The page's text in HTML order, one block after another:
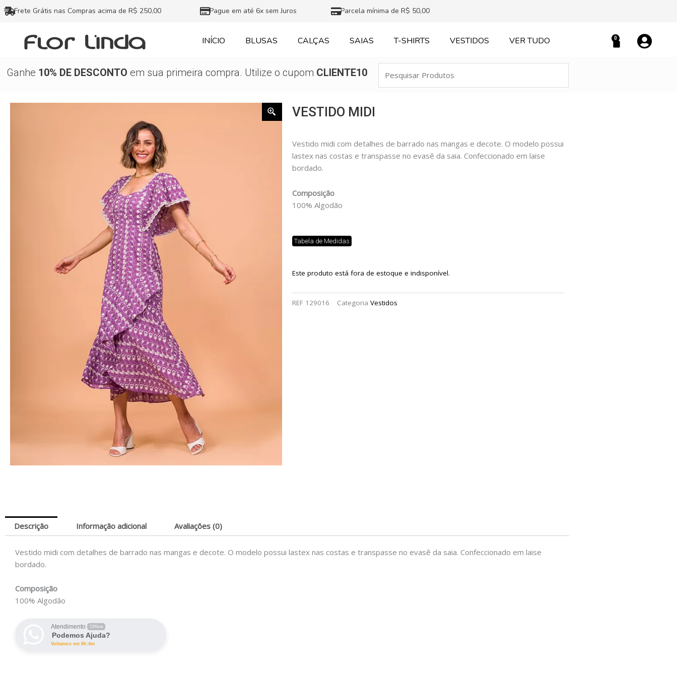
Ir
para
conteúdo
Frete Grátis nas Compras acima de R$ 250,00 Pague em até 6x sem Juros Parcela mínima de R$ 50,00
INÍCIO BLUSAS CALÇAS SAIAS T-SHIRTS VESTIDOS VER TUDO 0
Carrinho
Ganhe 10% DE DESCONTO em sua primeira compra. Utilize o cupom CLIENTE10
Produtos
VESTIDO MIDI
Vestido midi com detalhes de barrado nas mangas e decote. O modelo possui
lastex nas costas e transpasse no evasê da saia. Confeccionado em laise
bordado.
Composição
100% Algodão
Tabela de Medidas
Este produto está fora de estoque e indisponível.
REF 129016 Categoria Vestidos
Descrição Informação adicional Avaliações (0)
Vestido midi com detalhes de barrado nas mangas e decote. O modelo possui lastex nas costas e transpasse no evasê da saia. Confeccionado em laise
bordado.
Composição
100% Algodão
Atendimento Offline
Podemos Ajuda?
Voltamos em 8h:4m